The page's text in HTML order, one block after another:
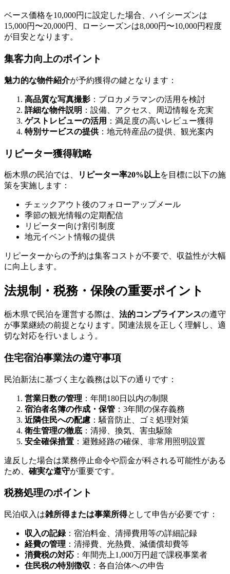
ベース価格を10,000円に設定した場合、ハイシーズンは
15,000円〜20,000円、ローシーズンは8,000円〜10,000円程度
が目安となります。
集客力向上のポイント
魅力的な物件紹介が予約獲得の鍵となります：
高品質な写真撮影 ：プロカメラマンの活用を検討
詳細な物件説明 ：設備、アクセス、周辺情報を充実
ゲストレビューの活用 ：満足度の高いレビュー獲得
特別サービスの提供：地元特産品の提供、観光案内
リピーター獲得戦略
栃木県の民泊では、 リピーター率20%以上を目標に以下の施
策を実施します：
チェックアウト後のフォローアップメール
季節の観光情報の定期配信
リピーター向け割引制度
地元イベント情報の提供
リピーターからの予約は集客コストが不要で、収益性が大幅
に向上します。
法規制・税務・保険の重要ポイント
栃木県で民泊を運営する際は、 法的コンプライアンスの遵守
が事業継続の前提となります。関連法規を正しく理解し、適
切な対応を行いましょう。
住宅宿泊事業法の遵守事項
民泊新法に基づく主な義務は以下の通りです：
営業日数の管理 ：年間180日以内の制限
宿泊者名簿の作成・保管 ：3年間の保存義務
近隣住民への配慮 ：騒音防止、ゴミ処理対策
衛生管理の徹底 ：清掃、換気、害虫駆除
安全確保措置 ：避難経路の確保、非常用照明設置
違反した場合は業務停止命令や罰金が科される可能性がある
ため、 確実な遵守が重要です。
税務処理のポイント
民泊収入は雑所得または事業所得として申告が必要です：
収入の記録：宿泊料金、清掃費用等の詳細記録
経費の管理 ：清掃費、光熱費、減価償却費等
消費税の対応 ：年間売上1,000万円超で課税事業者
住民税の特別徴収 ：各自治体への申告